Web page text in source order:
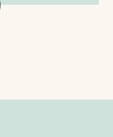
hjem (også
naturlig